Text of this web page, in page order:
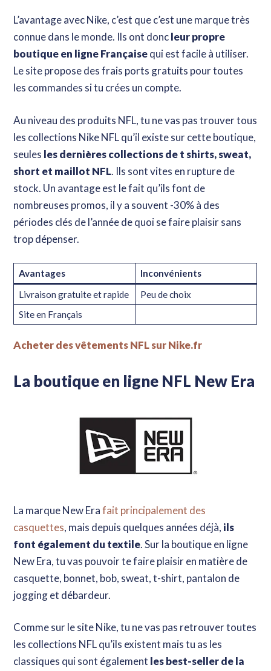
L’avantage avec Nike, c’est que c’est une marque très
connue dans le monde. Ils ont doncleur propre
boutique en ligne Françaisequi est facile à utiliser.
Le site propose des frais ports gratuits pour toutes
les commandes si tu crées un compte.
Au niveau des produits NFL, tu ne vas pas trouver tous
les collections Nike NFL qu’il existe sur cette boutique,
seules les dernières collections de t shirts, sweat,
short et maillot NFL. Ils sont vites en rupture de
stock. Un avantage est le fait qu’ils font de
nombreuses promos, il y a souvent -30% à des
périodes clés de l’année de quoi se faire plaisir sans
trop dépenser.
Avantages
Inconvénients
Livraison gratuite et rapide
Peu de choix
Site en Français
Acheter des vêtements NFL sur Nike.fr
La boutique en ligne NFL New Era
La marque New Erafait principalement des
casquettes, mais depuis quelques années déjà, ils
font également du textile. Sur la boutique en ligne
New Era, tu vas pouvoir te faire plaisir en matière de
casquette, bonnet, bob, sweat, t-shirt, pantalon de
jogging et débardeur.
Comme sur le site Nike, tu ne vas pas retrouver toutes
les collections NFL qu’ils existent mais tu as les
classiques qui sont également les best-seller de la